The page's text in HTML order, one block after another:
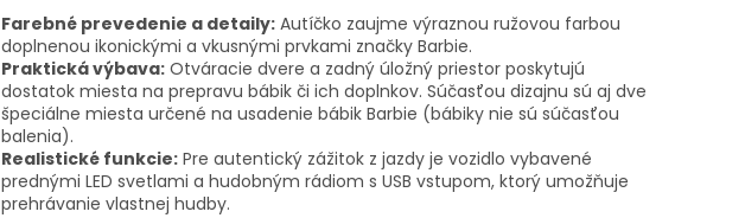
Farebné prevedenie a detaily: Autíčko zaujme výraznou ružovou farbou
doplnenou ikonickými a vkusnými prvkami značky Barbie.
Praktická výbava: Otváracie dvere a zadný úložný priestor poskytujú
dostatok miesta na prepravu bábik či ich doplnkov. Súčasťou dizajnu sú aj dve
špeciálne miesta určené na usadenie bábik Barbie (bábiky nie sú súčasťou
balenia).
Realistické funkcie: Pre autentický zážitok z jazdy je vozidlo vybavené
prednými LED svetlami a hudobným rádiom s USB vstupom, ktorý umožňuje
prehrávanie vlastnej hudby.